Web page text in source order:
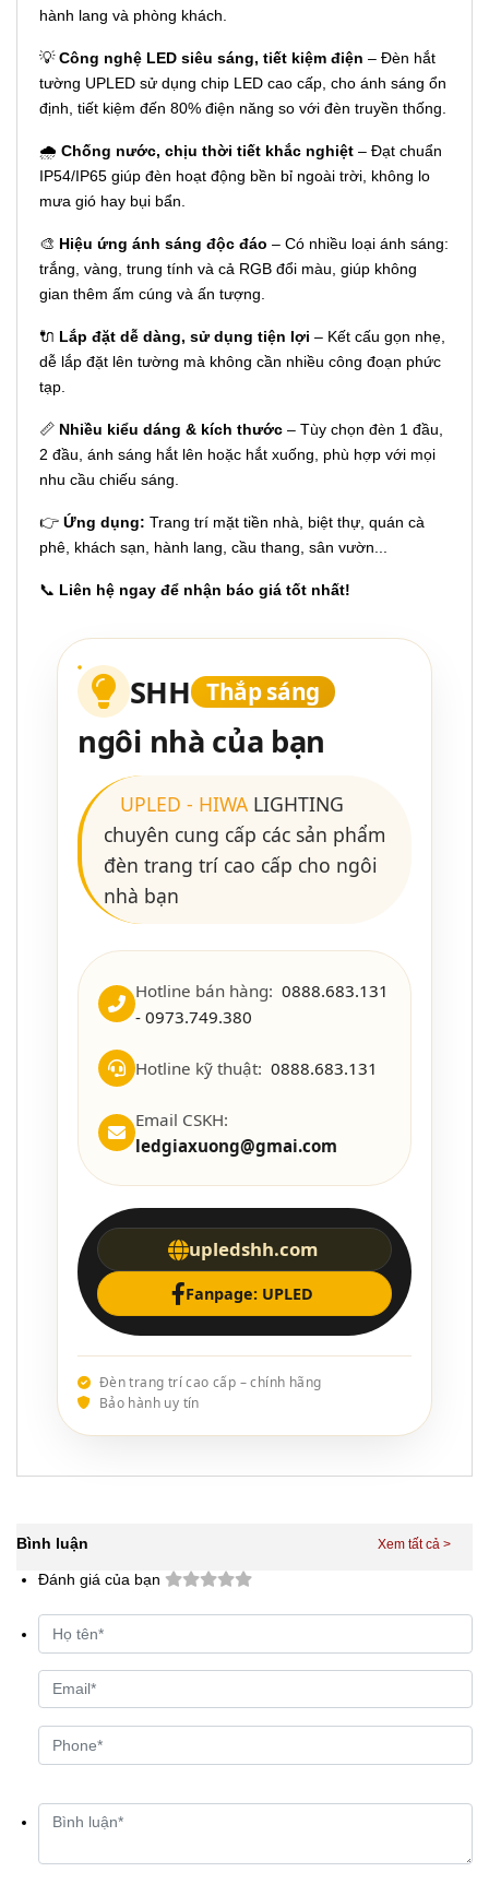
hành lang và phòng khách.
💡Công nghệ LED siêu sáng, tiết kiệm điện – Đèn hắt
tường UPLED sử dụng chip LED cao cấp, cho ánh sáng ổn
định, tiết kiệm đến 80% điện năng so với đèn truyền thống.
🌧 Chống nước, chịu thời tiết khắc nghiệt – Đạt chuẩn
IP54/IP65 giúp đèn hoạt động bền bỉ ngoài trời, không lo
mưa gió hay bụi bẩn.
🎨 Hiệu ứng ánh sáng độc đáo – Có nhiều loại ánh sáng:
trắng, vàng, trung tính và cả RGB đổi màu, giúp không
gian thêm ấm cúng và ấn tượng.
🔌 Lắp đặt dễ dàng, sử dụng tiện lợi – Kết cấu gọn nhẹ,
dễ lắp đặt lên tường mà không cần nhiều công đoạn phức
tạp.
📏 Nhiều kiểu dáng & kích thước – Tùy chọn đèn 1 đầu,
2 đầu, ánh sáng hắt lên hoặc hắt xuống, phù hợp với mọi
nhu cầu chiếu sáng.
👉 Ứng dụng: Trang trí mặt tiền nhà, biệt thự, quán cà
phê, khách sạn, hành lang, cầu thang, sân vườn...
📞 Liên hệ ngay để nhận báo giá tốt nhất!
SHH Thắp sáng
ngôi nhà của bạn
UPLED - HIWA LIGHTING
chuyên cung cấp các sản phẩm
đèn trang trí cao cấp cho ngôi
nhà bạn
Hotline bán hàng: 0888.683.131
- 0973.749.380
Hotline kỹ thuật: 0888.683.131
Email CSKH:
ledgiaxuong@gmai.com
upledshh.com
Fanpage: UPLED
Đèn trang trí cao cấp – chính hãng
Bảo hành uy tín
Bình luận
Đánh giá của bạn